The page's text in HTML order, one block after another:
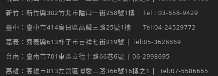
新竹：新竹縣302竹北市隘口一街258號1樓 | Tel : 03-658-9429
臺中：臺中市414烏日區高鐵三路25號1樓 | Tel:04-24529772
嘉義：嘉義縣613朴子市吉祥七街219號 | Tel:05-3628869
台南：臺南市701東區立德十路66巷6號 | 06-2993695
高雄：高雄市813左營區博愛二路366號16樓之1 | Tel:07-5586665